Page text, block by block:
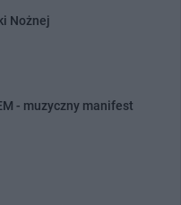
Nożnej
- muzyczny manifest